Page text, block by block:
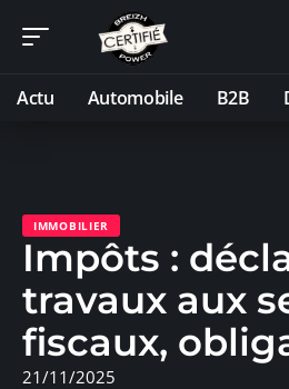
Actu Automobile B2B
IMMOBILIER
Impôts :
travaux aux
fiscaux,
21/11/2025